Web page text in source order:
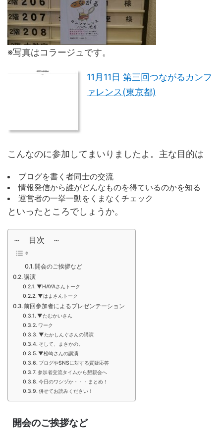
※写真はコラージュです。
11月11日 第三回つながるカンフ
ァレンス(東京都)
こんなのに参加してまいりましたよ。主な目的は
ブログを書く者同士の交流
情報発信から誰がどんなものを得ているのかを知る
運営者の一挙一動をくまなくチェック
といったところでしょうか。
～ 目次 ～
開会のご挨拶など
講演
▼HAYAさんトーク
▼はまさんトーク
前回参加者によるプレゼンテーション
▼たむかいさん
ワーク
▼たかしんぐさんの講演
そして、まさかの。
▼松崎さんの講演
ブログやSNSに対する質疑応答
参加者交流タイムから懇親会へ
今日のワシヅか・・・まとめ！
併せてお読みください！
開会のご挨拶など